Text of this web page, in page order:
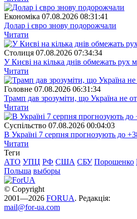
Економіка 07.08.2026 08:31:41
Долар і євро знову подорожчали
Читати
Столиця 07.08.2026 07:34:34
У Києві на кілька днів обмежать рух
Читати
Головне 07.08.2026 06:31:34
Трамп дав зрозуміти, що Україна не
Читати
Суспiльство 07.08.2026 00:04:03
В Україні 7 серпня прогнозують до
Читати
Теги
АТО УПЦ РФ США СБУ Порошенко
Польша выборы
© Copyright
2001—2026 FORUA. Редакція:
mail@for-ua.com